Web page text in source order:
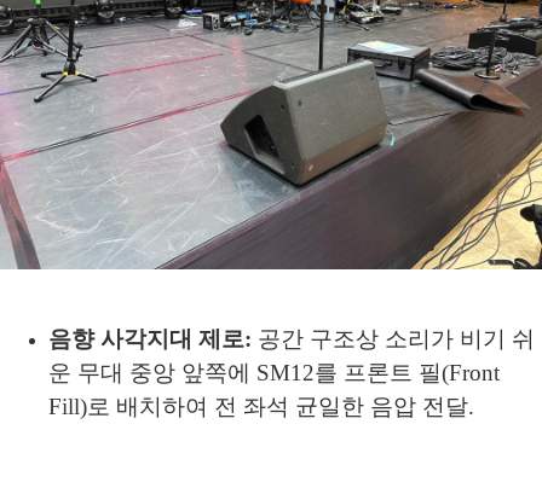
음향 사각지대 제로: 공간 구조상 소리가 비기 쉬
운 무대 중앙 앞쪽에 SM12를 프론트 필(Front
Fill)로 배치하여 전 좌석 균일한 음압 전달.